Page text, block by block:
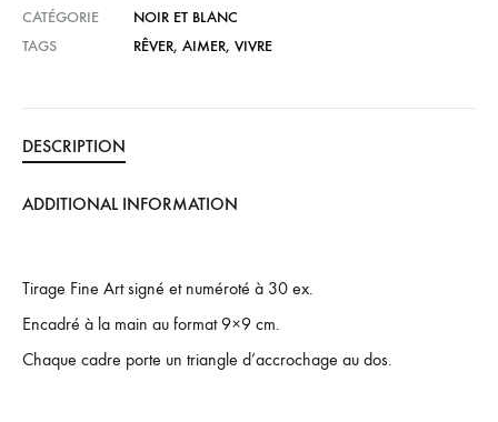
CATÉGORIE
NOIR ET BLANC
TAGS
RÊVER, AIMER, VIVRE
DESCRIPTION
ADDITIONAL INFORMATION
Tirage Fine Art signé et numéroté à 30 ex.
Encadré à la main au format 9×9 cm.
Chaque cadre porte un triangle d’accrochage au dos.